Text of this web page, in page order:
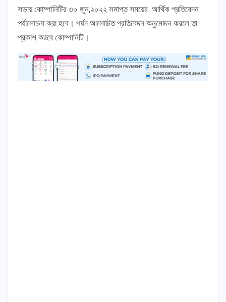
সভায় কোম্পানিটির ৩০ জুন,২০২২ সমাপ্ত সময়ের আর্থিক প্রতিবেদন
পর্যালোচনা করা হবে। পর্ষদ আলোচিত প্রতিবেদন অনুমোদন করলে তা
প্রকাশ করবে কোম্পানিটি।